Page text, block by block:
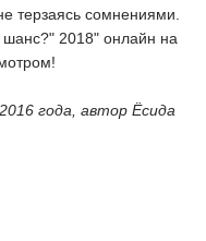
терзаясь сомнениями.
2018" онлайн на
года, автор Ёсида